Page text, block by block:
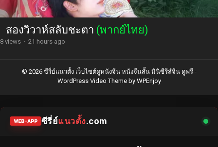
สองวิวาห์สลับชะตา (พากย์ไทย)
8 views · 21 hours ago
© 2026 ซีรี่ย์แนวตั้ง เว็บไซต์ดูหนังจีน หนังจีนสั้น มินิซีรีส์จีน ดูฟรี -
WordPress Video Themeby WPEnjoy
WEB-APP ซีรี่ย์แนวตั้ง.com